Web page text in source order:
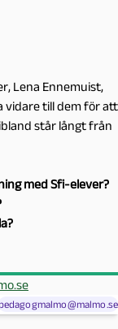
Lena Ennemuist,
vidare till dem för att
står långt från
med Sfi-elever?